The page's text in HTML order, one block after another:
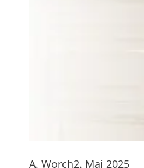
A. Worch2. Mai 2025